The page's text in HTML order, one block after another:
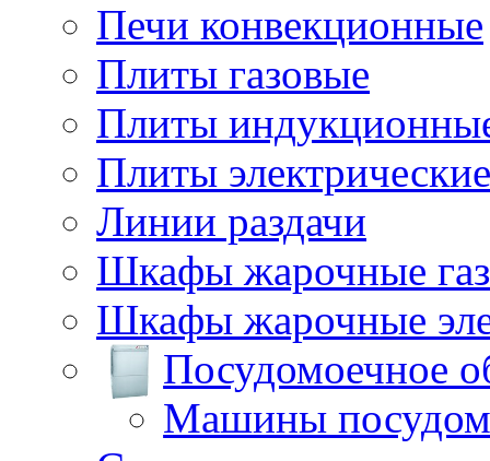
Печи конвекционные
Плиты газовые
Плиты
Плиты электрические
Линии раздачи
Шкафы жарочные
Шкафы жарочные
Посудомоечное
Машины